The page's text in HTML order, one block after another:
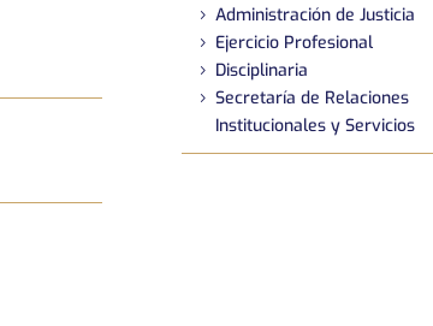
Administración de Justicia
Ejercicio Profesional
Disciplinaria
Secretaría de Relaciones
Institucionales y Servicios